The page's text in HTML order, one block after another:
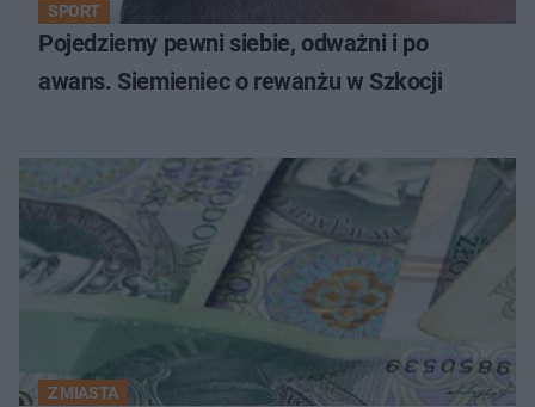
SPORT
Pojedziemy pewni siebie, odważni i po
awans. Siemieniec o rewanżu w Szkocji
Z MIASTA